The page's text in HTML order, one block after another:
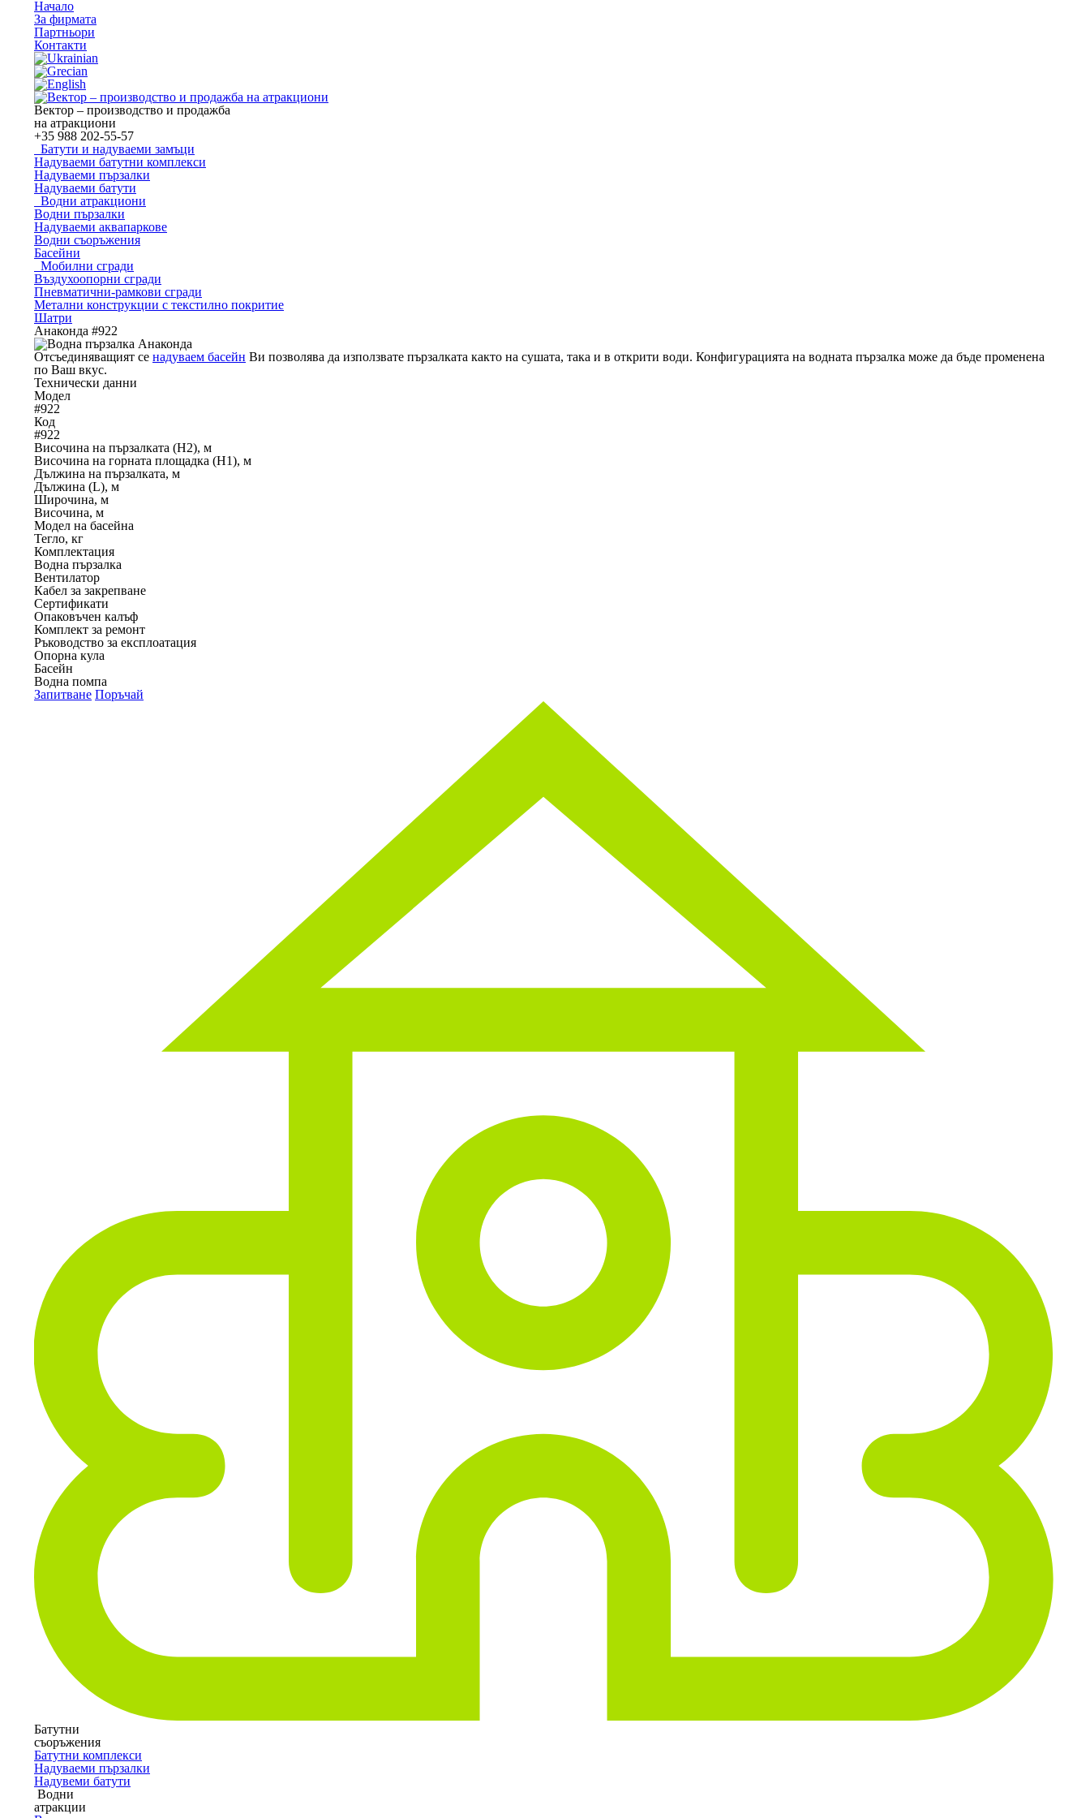
Начало
За фирмата
Партньори
Контакти
Вектор – производство и продажба
на атракциони
+35 988 202-55-57
Батути и надуваеми замъци
Надуваеми батутни комплекси
Надуваеми пързалки
Надуваеми батути
Водни атракциони
Водни пързалки
Надуваеми аквапаркове
Водни съоръжения
Басейни
Мобилни сгради
Въздухоопорни сгради
Пневматични-рамкови сгради
Метални конструкции с текстилно покритие
Шатри
Анаконда #922
Отсъединяващият се надуваем басейн Ви позволява да използвате пързалката както на сушата, така и в открити води. Конфигурацията на водната пързалка може да бъде променена
по Ваш вкус.
Технически данни
Модел
#922
Код
#922
Височина на пързалката (H2), м
Височина на горната площадка (H1), м
Дължина на пързалката, м
Дължина (L), м
Широчина, м
Височина, м
Модел на басейна
Тегло, кг
Комплектация
Водна пързалка
Вентилатор
Кабел за закрепване
Сертификати
Опаковъчен калъф
Комплект за ремонт
Ръководство за експлоатация
Опорна кула
Басейн
Водна помпа
Запитване Поръчай
Батутни
съоръжения
Батутни комплекси
Надуваеми пързалки
Надувеми батути
Водни
атракции